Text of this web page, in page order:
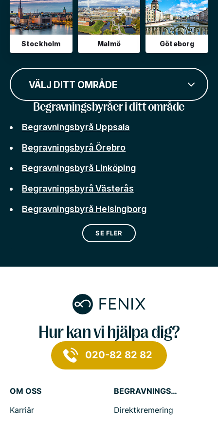
Stockholm Malmö Göteborg
VÄLJ DITT OMRÅDE
Begravningsbyråer i ditt område
Begravningsbyrå Uppsala
Begravningsbyrå Örebro
Begravningsbyrå Linköping
Begravningsbyrå Västerås
Begravningsbyrå Helsingborg
SE FLER
Hur kan vi hjälpa dig?
020-82 82 82
OM OSS
Karriär
BEGRAVNINGSTJÄNSTER
Direktkremering